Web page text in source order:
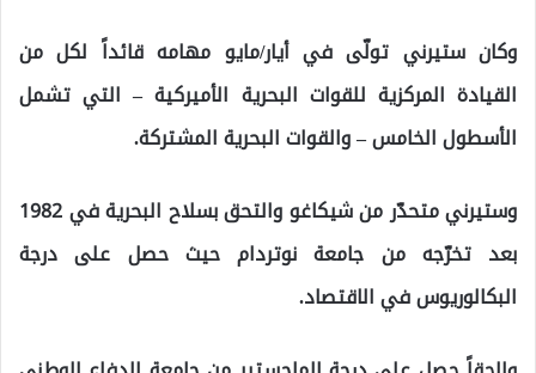
وكان ستيرني تولّى في أيار/مايو مهامه قائداً لكل من
القيادة المركزية للقوات البحرية الأميركية – التي تشمل
الأسطول الخامس – والقوات البحرية المشتركة.
وستيرني متحدّر من شيكاغو والتحق بسلاح البحرية في 1982
بعد تخرّجه من جامعة نوتردام حيث حصل على درجة
البكالوريوس في الاقتصاد.